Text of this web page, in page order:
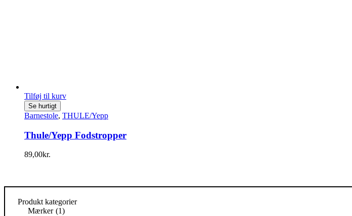
Tilføj til kurv
Se hurtigt
Barnestole, THULE/Yepp
Thule/Yepp Fodstropper
89,00kr.
Produkt kategorier
Mærker (1)